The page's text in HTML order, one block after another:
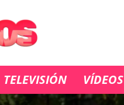
TELEVISIÓN VÍDEOS